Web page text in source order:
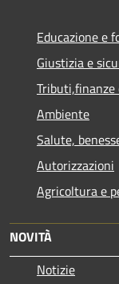
Educazione e
Giustizia e
Ambiente
Salute,
Autorizzazioni
Agricoltura e
NOVITÀ
Notizie